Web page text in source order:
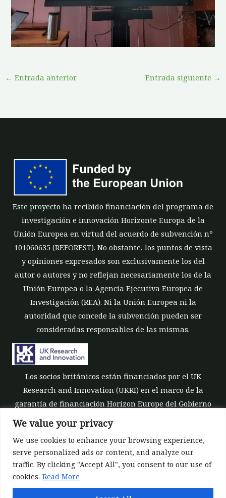
We value your privacy
We use cookies to enhance your browsing experience,
serve personalized ads or content, and analyze our
traffic. By clicking "Accept All", you consent to our use of
cookies. Read More
← Entrada anterior Entrada siguiente →
Este proyecto ha recibido financiación del programa de
investigación e innovación Horizonte Europa de la
Unión Europea en virtud del acuerdo de subvención nº
101060635 (REFOREST). No obstante, los puntos de vista
y opiniones expresados son exclusivamente los del
autor o autores y no reflejan necesariamente los de la
Unión Europea o la Agencia Ejecutiva Europea de
Investigación (REA). Ni la Unión Europea ni la
autoridad que concede la subvención pueden ser
consideradas responsables de las mismas.
Los socios británicos están financiados por el UK
Research and Innovation (UKRI) en el marco de la
garantía de financiación Horizon Europe del Gobierno
del Reino Unido [número de subvención 10039700].
©All rights reserved 2022-2026 | ReForest project